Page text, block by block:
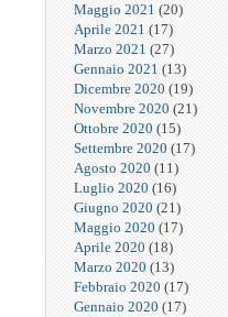
Maggio 2021 (20)
Aprile 2021 (17)
Marzo 2021 (27)
Gennaio 2021 (13)
Dicembre 2020 (19)
Novembre 2020 (21)
Ottobre 2020 (15)
Settembre 2020 (17)
Agosto 2020 (11)
Luglio 2020 (16)
Giugno 2020 (21)
Maggio 2020 (17)
Aprile 2020 (18)
Marzo 2020 (13)
Febbraio 2020 (17)
Gennaio 2020 (17)